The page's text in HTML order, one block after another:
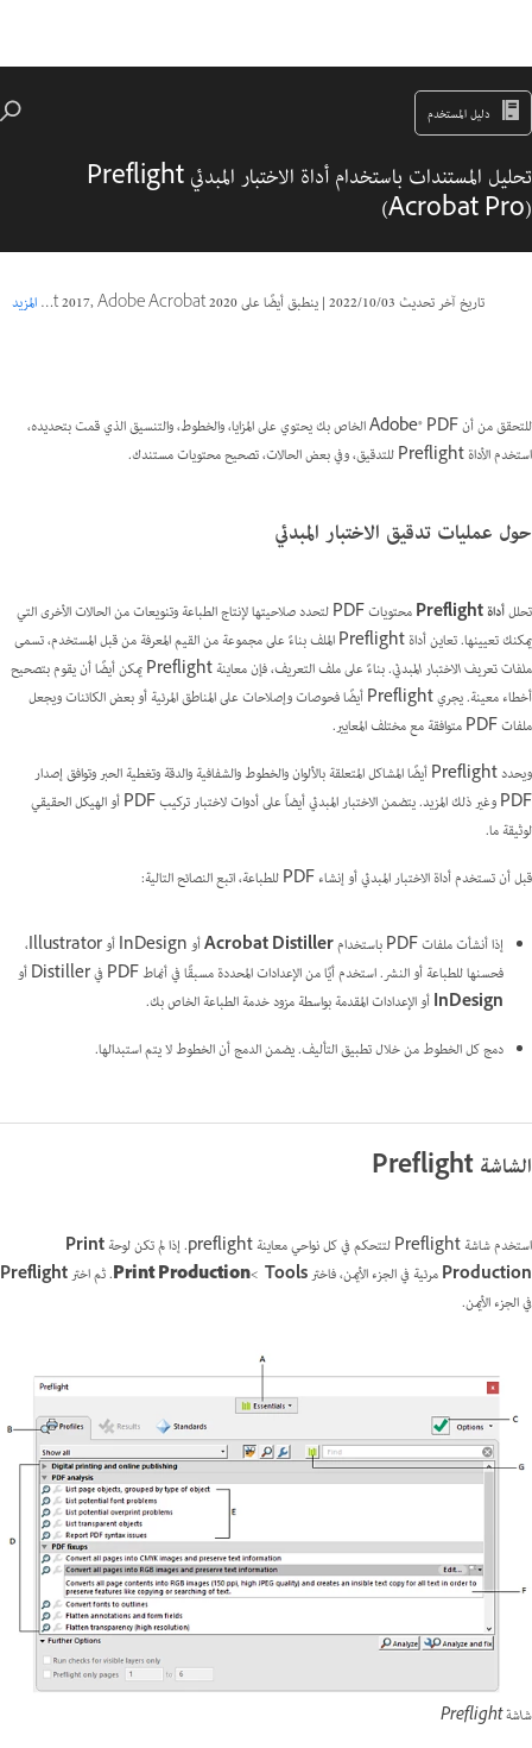
دليل المستخدم
تحليل المستندات باستخدام أداة الاختبار المبدئي Preflight
‏(Acrobat Pro)
تاريخ آخر تحديث03‏/10‏/2022
|ينطبق أيضًا على Adobe Acrobat 2017, Adobe Acrobat 2020 المزيد
للتحقق من أن Adobe® PDF الخاص بك يحتوي على المزايا، والخطوط، والتنسيق الذي قمت بتحديده،
استخدم الأداة Preflight للتدقيق، وفي بعض الحالات، تصحيح محتويات مستندك.
حول عمليات تدقيق الاختبار المبدئي
تحللأداة Preflight
محتويات PDF لتحدد صلاحيتها لإنتاج الطباعة وتنويعات من الحالات الأخرى التي
يمكنك تعيينها. تعاين أداة Preflight الملف بناءً على مجموعة من القيم المعرفة من قبل المستخدم، تسمى
ملفات تعريف الاختبار المبدئي
. بناءً على ملف التعريف، فإن معاينة Preflight يمكن أيضًا أن يقوم بتصحيح
أخطاء معينة. يجري Preflight أيضًا فحوصات وإصلاحات على المناطق المرئية أو بعض الكائنات ويجعل
ملفات PDF متوافقة مع مختلف المعايير.
ويحدد Preflight أيضًا المشاكل المتعلقة بالألوان والخطوط والشفافية والدقة وتغطية الحبر وتوافق إصدار
PDF وغير ذلك المزيد. يتضمن الاختبار المبدئي أيضاً على أدوات لاختبار تركيب PDF أو الهيكل الحقيقي
لوثيقة ما.
قبل أن تستخدم أداة الاختبار المبدئي أو إنشاء PDF للطباعة، اتبع النصائح التالية:
إذا أنشأت ملفات PDF باستخدام Acrobat Distiller
أو InDesign أو Illustrator،
فحسنها للطباعة أو النشر. استخدم أيًا من الإعدادات المحددة مسبقًا في أنماط PDF في Distiller أو
InDesignأو الإعدادات المقدمة بواسطة مزود خدمة الطباعة الخاص بك.
دمج كل الخطوط من خلال تطبيق التأليف. يضمن الدمج أن الخطوط لا يتم استبدالها.
الشاشة Preflight
استخدم شاشة Preflight لتتحكم في كل نواحي معاينة preflight. إذا لم تكن لوحة
Print
Production‏مرئية في الجزء الأيمن، فاختر >‏
Print Production‏. ثم اخترPreflight‏
في الجزء الأيمن.
شاشة Preflight